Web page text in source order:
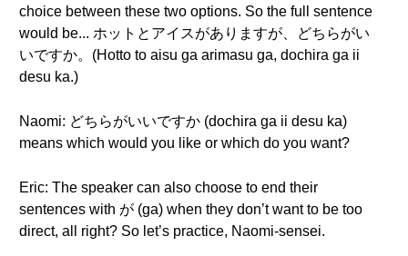
choice between these two options. So the full sentence
would be... ホットとアイスがありますが、どちらがい
いですか。(Hotto to aisu ga arimasu ga, dochira ga ii
desu ka.)
Naomi: どちらがいいですか (dochira ga ii desu ka)
means which would you like or which do you want?
Eric: The speaker can also choose to end their
sentences with が (ga) when they don’t want to be too
direct, all right? So let’s practice, Naomi-sensei.